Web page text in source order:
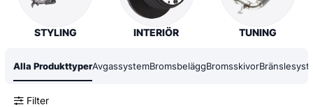
STYLING INTERIÖR TUNING
Alla ProdukttyperAvgassystemBromsbeläggBromsskivor
Filter